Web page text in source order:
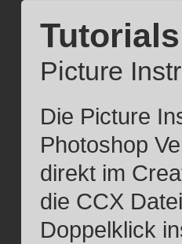
Tutorials
Picture
Die Picture
Photoshop
direkt im
die CCX
Doppelklick